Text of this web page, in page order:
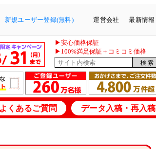
新規ユーザー登録(無料) 運営会社 最新情報
▶安心価格保証
▶100%満足保証＋コミコミ価格
よくあるご質問 データ入稿・再入稿